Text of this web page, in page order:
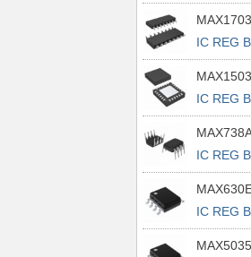
8SOIC
IC REG
IC REG
24TQFN
IC REG
IC REG